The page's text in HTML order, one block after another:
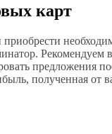
карт
Рекомендуем
предложения
полученная от